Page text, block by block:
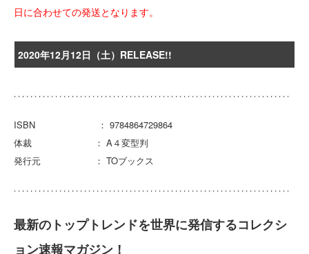
日に合わせての発送となります。
2020年12月12日（土）RELEASE!!
ISBN ： 9784864729864
体裁 ： A４変型判
発行元 ： TOブックス
最新のトップトレンドを世界に発信するコレクシ
ョン速報マガジン！